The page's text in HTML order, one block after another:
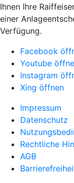
Ihnen Ihre
einer
Verfügung.
Facebook
Youtube
Instagram
Xing öffnen
Impressum
Datenschutz
Rechtliche
AGB